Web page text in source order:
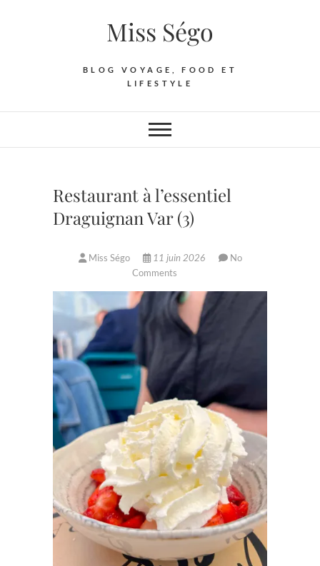
Miss Ségo
BLOG VOYAGE, FOOD ET
LIFESTYLE
Restaurant à l’essentiel
Draguignan Var (3)
Miss Ségo 11 juin 2026
No
Comments